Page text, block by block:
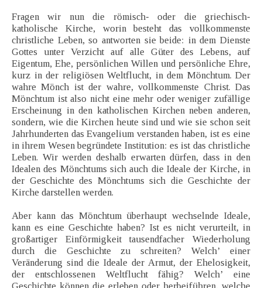
Fragen wir nun die römisch- oder die griechisch-
katholische Kirche, worin besteht das vollkommenste
christliche Leben, so antworten sie beide: in dem Dienste
Gottes unter Verzicht auf alle Güter des Lebens, auf
Eigentum, Ehe, persönlichen Willen und persönliche Ehre,
kurz in der religiösen Weltflucht, in dem Mönchtum. Der
wahre Mönch ist der wahre, vollkommenste Christ. Das
Mönchtum ist also nicht eine mehr oder weniger zufällige
Erscheinung in den katholischen Kirchen neben anderen,
sondern, wie die Kirchen heute sind und wie sie schon seit
Jahrhunderten das Evangelium verstanden haben, ist es eine
in ihrem Wesen begründete Institution: es ist das christliche
Leben. Wir werden deshalb erwarten dürfen, dass in den
Idealen des Mönchtums sich auch die Ideale der Kirche, in
der Geschichte des Mönchtums sich die Geschichte der
Kirche darstellen werden.
Aber kann das Mönchtum überhaupt wechselnde Ideale,
kann es eine Geschichte haben? Ist es nicht verurteilt, in
großartiger Einförmigkeit tausendfacher Wiederholung
durch die Geschichte zu schreiten? Welch’ einer
Veränderung sind die Ideale der Armut, der Ehelosigkeit,
der entschlossenen Weltflucht fähig? Welch’ eine